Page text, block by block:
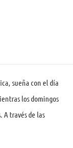
sueña con el día
los domingos
A través de las